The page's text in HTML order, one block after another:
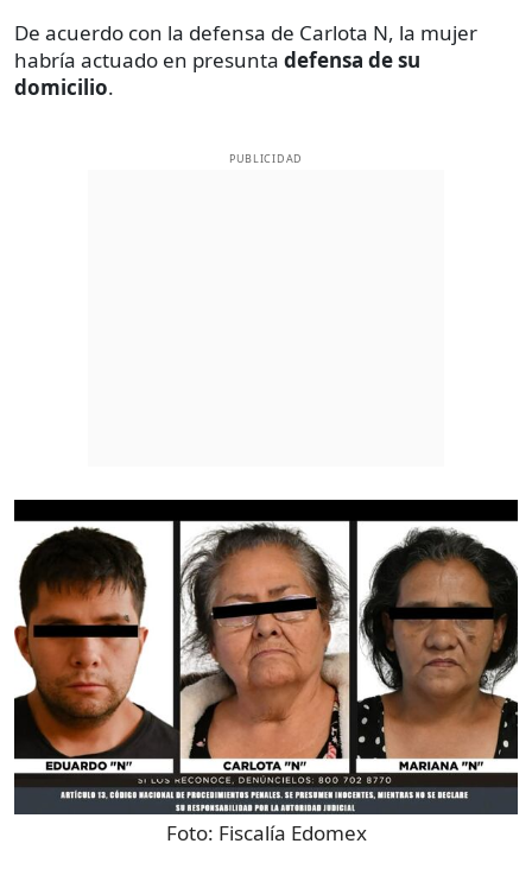
De acuerdo con la defensa de Carlota N, la mujer
habría actuado en presunta defensa de su
domicilio.
PUBLICIDAD
Foto: Fiscalía Edomex